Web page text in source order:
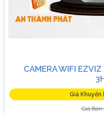
CAMERA WIFI
Giá Khuyến
Giá